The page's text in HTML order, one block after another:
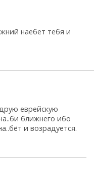
наебет тебя и
еврейскую
ближнего ибо
и возрадуется.